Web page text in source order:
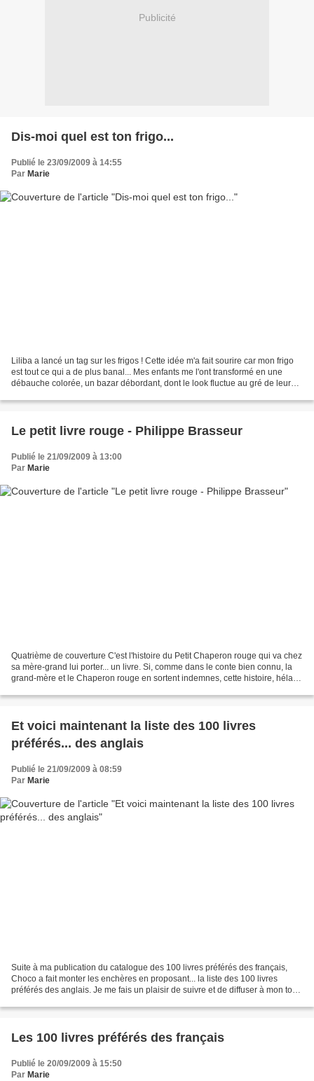
Publicité
Dis-moi quel est ton frigo...
Publié le 23/09/2009 à 14:55
Par Marie
Liliba a lancé un tag sur les frigos ! Cette idée m'a fait sourire car mon frigo
est tout ce qui a de plus banal... Mes enfants me l'ont transformé en une
débauche colorée, un bazar débordant, dont le look fluctue au gré de leurs
Le petit livre rouge - Philippe Brasseur
Publié le 21/09/2009 à 13:00
Par Marie
Quatrième de couverture C'est l'histoire du Petit Chaperon rouge qui va chez
sa mère-grand lui porter... un livre. Si, comme dans le conte bien connu, la
grand-mère et le Chaperon rouge en sortent indemnes, cette histoire, hélas,
Et voici maintenant la liste des 100 livres
préférés... des anglais
Publié le 21/09/2009 à 08:59
Par Marie
Suite à ma publication du catalogue des 100 livres préférés des français,
Choco a fait monter les enchères en proposant... la liste des 100 livres
préférés des anglais. Je me fais un plaisir de suivre et de diffuser à mon tour
Les 100 livres préférés des français
Publié le 20/09/2009 à 15:50
Par Marie